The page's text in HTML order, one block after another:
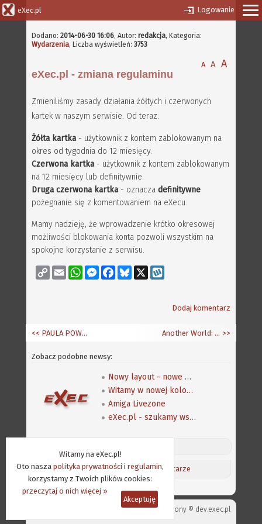
Witamy na eXec.pl!
Oto nasza polityka prywatności i regulamin,
korzystamy z Twoich plików cookies:
przeczytaj o nich więcej »
Akceptuję
eXec.pl Logowanie
Dodano: 2014-06-30 16:06, Autor: redakcja, Kategoria:
Wydarzenia, Liczba wyświetleń: 3753
A A A
eXec.pl - zmiana regulaminu
Zmieniliśmy zasady działania żółtych i czerwonych
kartek w naszym serwisie. Od teraz:
Żółta kartka- użytkownik z kontem zablokowanym na
okres od tygodnia do 12 miesięcy.
Czerwona kartka- użytkownik z kontem zablokowanym
na 12 miesięcy lub definitywnie.
Druga czerwona kartka- oznacza definitywne
pożegnanie się z komentowaniem na eXecu.
Mamy nadzieję, że wprowadzenie krótko okresowej
możliwości blokowania konta pozwoli wszystkim na
spokojne korzystanie z serwisu.
Copy
Link
Email WhatsAppMessenger
FacebookBluesky
Dodaj komentarz
Another World: 20th Anniversary Edition - poprawki na Amidze! >>
<< PAULA POWERED - Vivienne Westwood
Zobacz podobne newsy:
Nowy layout - nowe możliwości
Witamy w nowej kolorystyce!
Amiga Livezone
eXec.pl - szukamy współpracowników
Aktualności/Ostatnie komentarze
Projekt strony © dev.exec.pl